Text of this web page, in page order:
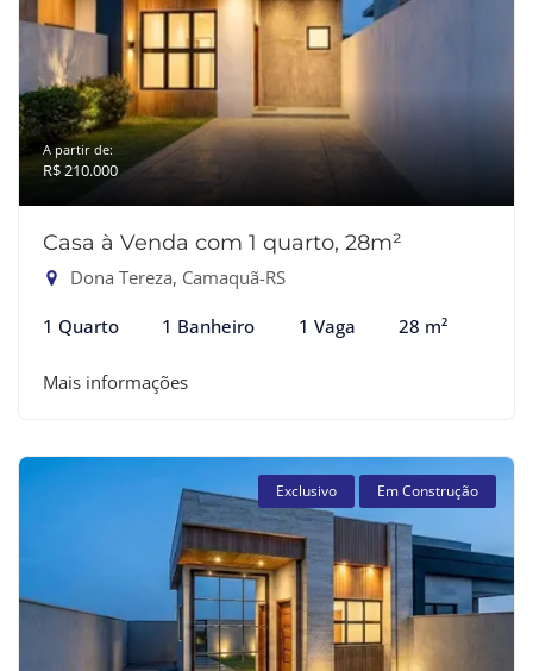
A partir de:
R$ 210.000
Casa à Venda com 1 quarto, 28m²
Dona Tereza, Camaquã-RS
1 Quarto 1 Banheiro 1 Vaga 28 m²
Mais informações
Exclusivo Em Construção